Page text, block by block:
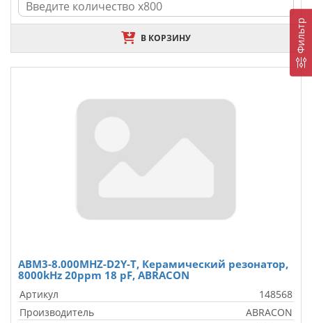
Фильтр
В КОРЗИНУ
ABM3-8.000MHZ-D2Y-T, Керамический резонатор,
8000kHz 20ppm 18 pF, ABRACON
Артикул
148568
Производитель
ABRACON